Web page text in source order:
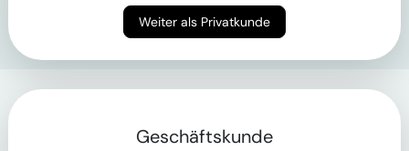
Weiter als Privatkunde
Geschäftskunde